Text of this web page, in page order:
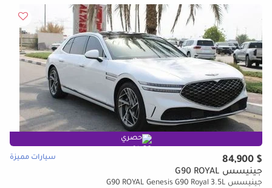
حصري
$ 84,900 سيارات مميزة
جينيسس G90 ROYAL
جينيسس G90 ROYAL Genesis G90 Royal 3.5L